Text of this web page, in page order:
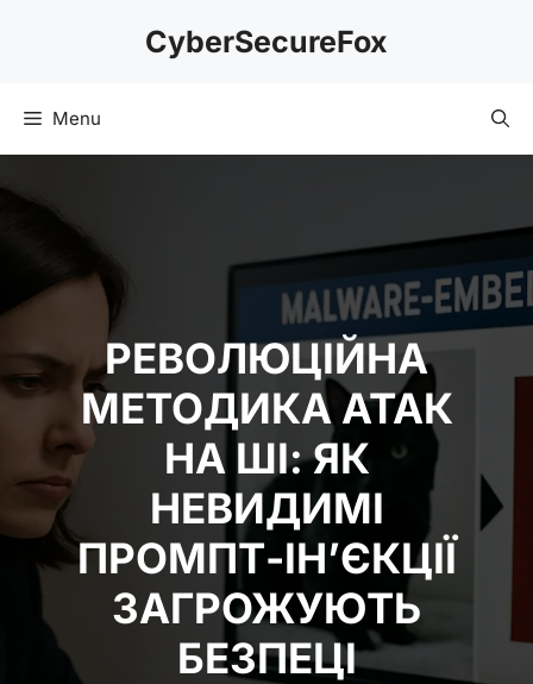
CyberSecureFox
Menu
РЕВОЛЮЦІЙНА
МЕТОДИКА АТАК
НА ШІ: ЯК
НЕВИДИМІ
ПРОМПТ-ІН’ЄКЦІЇ
ЗАГРОЖУЮТЬ
БЕЗПЕЦІ